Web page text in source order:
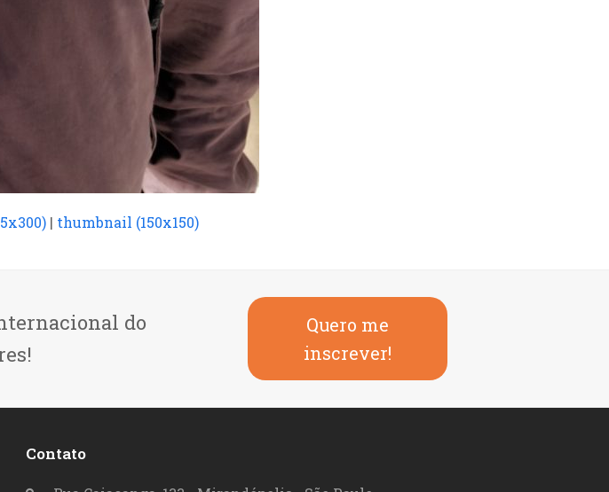
| thumbnail (150x150)
do
Quero me
inscrever!
Contato